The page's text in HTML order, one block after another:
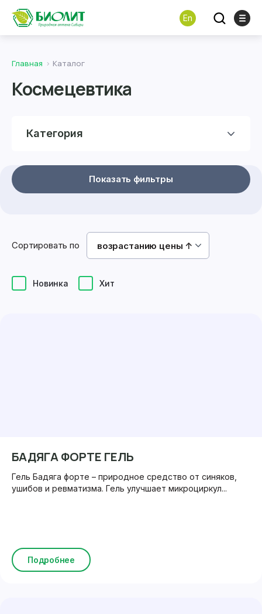
En
Главная Каталог
Космецевтика
Категория
Показать фильтры
Новинка Хит
Сортировать по возрастанию цены ↑
БАДЯГА ФОРТЕ ГЕЛЬ
Гель Бадяга форте – природное средство от синяков,
ушибов и ревматизма. Гель улучшает микроциркул...
Подробнее